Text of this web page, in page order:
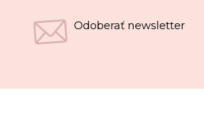
Odoberať newsletter